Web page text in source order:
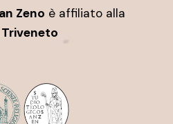
Zeno è affiliato alla